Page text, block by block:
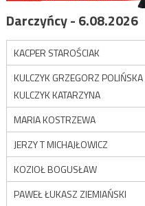
Darczyńcy - 6.08.2026
KACPER STAROŚCIAK
KULCZYK GRZEGORZ POLIŃSKA
KULCZYK KATARZYNA
MARIA KOSTRZEWA
JERZY T MICHAJŁOWICZ
KOZIOŁ BOGUSŁAW
PAWEŁ ŁUKASZ ZIEMIAŃSKI